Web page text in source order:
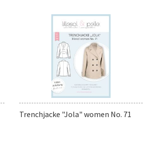
Trenchjacke "Jola" women No. 71